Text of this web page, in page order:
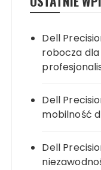
Dell
robocza
Dell
mobilność
Dell